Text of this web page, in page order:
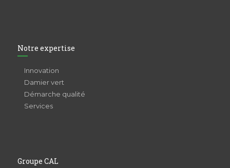
Notre expertise
Innovation
Damier vert
Démarche qualité
Services
Groupe CAL